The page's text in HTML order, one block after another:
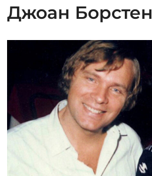
Джоан Борстен